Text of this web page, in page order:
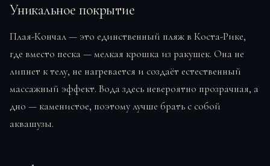
Уникальное покрытие
Плая-Кончал — это единственный пляж в Коста-Рике,
где вместо песка — мелкая крошка из ракушек. Она не
липнет к телу, не нагревается и создаёт естественный
массажный эффект. Вода здесь невероятно прозрачная, а
дно — каменистое, поэтому лучше брать с собой
аквашузы.